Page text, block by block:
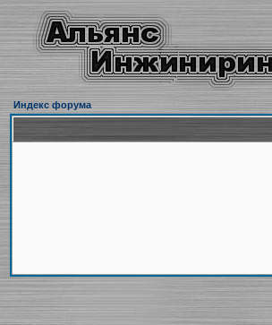
Индекс форума